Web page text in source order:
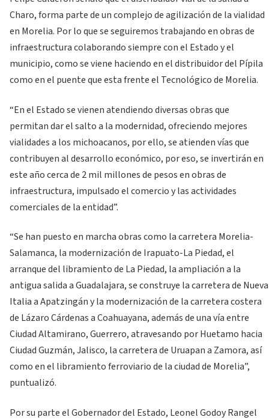
Charo, forma parte de un complejo de agilización de la vialidad
en Morelia. Por lo que se seguiremos trabajando en obras de
infraestructura colaborando siempre con el Estado y el
municipio, como se viene haciendo en el distribuidor del Pípila
como en el puente que esta frente el Tecnológico de Morelia.
“En el Estado se vienen atendiendo diversas obras que
permitan dar el salto a la modernidad, ofreciendo mejores
vialidades a los michoacanos, por ello, se atienden vías que
contribuyen al desarrollo económico, por eso, se invertirán en
este año cerca de 2 mil millones de pesos en obras de
infraestructura, impulsado el comercio y las actividades
comerciales de la entidad”.
“Se han puesto en marcha obras como la carretera Morelia-
Salamanca, la modernización de Irapuato-La Piedad, el
arranque del libramiento de La Piedad, la ampliación a la
antigua salida a Guadalajara, se construye la carretera de Nueva
Italia a Apatzingán y la modernización de la carretera costera
de Lázaro Cárdenas a Coahuayana, además de una vía entre
Ciudad Altamirano, Guerrero, atravesando por Huetamo hacia
Ciudad Guzmán, Jalisco, la carretera de Uruapan a Zamora, así
como en el libramiento ferroviario de la ciudad de Morelia”,
puntualizó.
Por su parte el Gobernador del Estado, Leonel Godoy Rangel